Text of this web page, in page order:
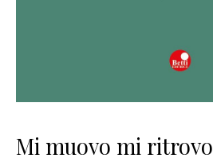
Mi muovo mi ritrovo